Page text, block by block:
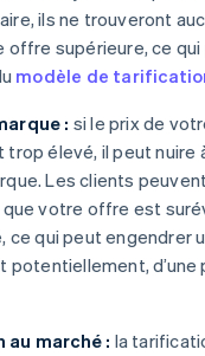
ils ne trouveront
offre supérieure, ce
modèle de
: si le prix de
trop élevé, il peut nuire
Les clients
que votre offre est
ce qui peut engendrer
potentiellement, d’une
marché : la